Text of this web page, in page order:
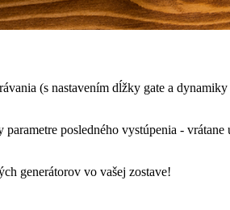
(s nastavením dĺžky gate a
posledného vystúpenia -
generátorov vo vašej zostave!